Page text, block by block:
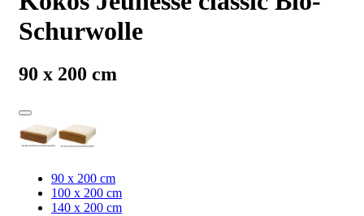
Schurwolle
90 x 200 cm
90 x 200 cm
100 x 200 cm
140 x 200 cm